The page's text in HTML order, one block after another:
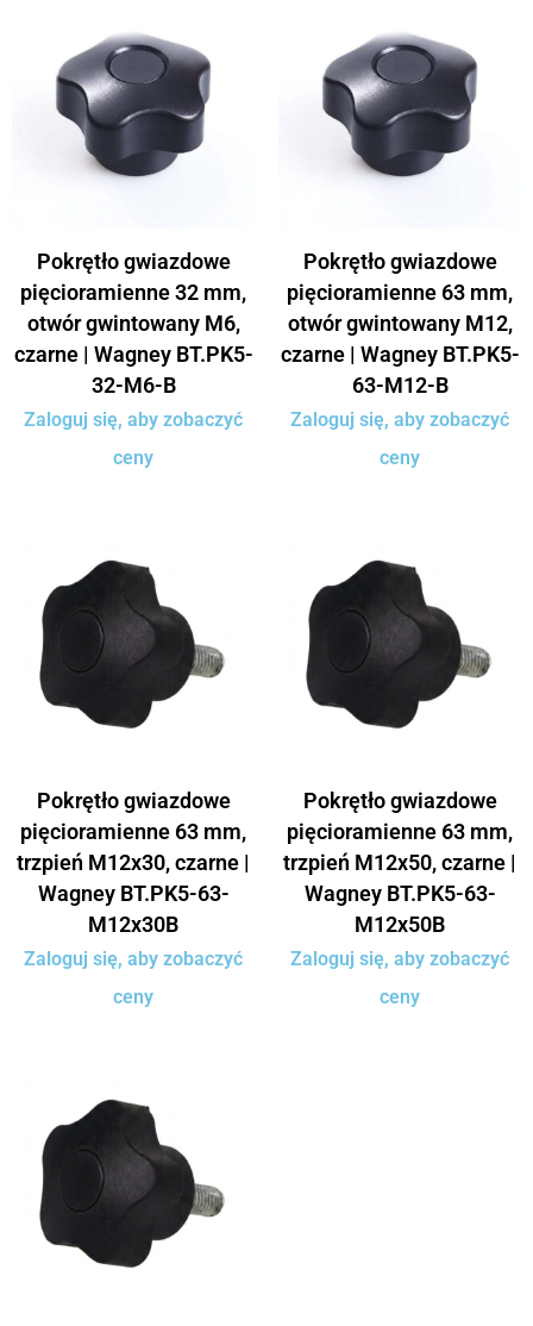
Pokrętło gwiazdowe
pięcioramienne 32 mm,
otwór gwintowany M6,
czarne | Wagney BT.PK5-
32-M6-B
Zaloguj się, aby zobaczyć
ceny
Pokrętło gwiazdowe
pięcioramienne 63 mm,
otwór gwintowany M12,
czarne | Wagney BT.PK5-
63-M12-B
Zaloguj się, aby zobaczyć
ceny
Pokrętło gwiazdowe
pięcioramienne 63 mm,
trzpień M12x30, czarne |
Wagney BT.PK5-63-
M12x30B
Zaloguj się, aby zobaczyć
ceny
Pokrętło gwiazdowe
pięcioramienne 63 mm,
trzpień M12x50, czarne |
Wagney BT.PK5-63-
M12x50B
Zaloguj się, aby zobaczyć
ceny